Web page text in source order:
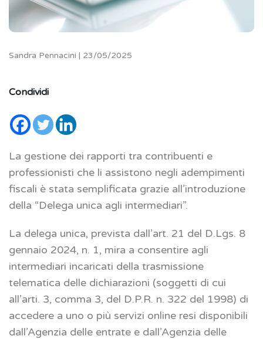
Sandra Pennacini | 23/05/2025
Condividi
La gestione dei rapporti tra contribuenti e
professionisti che li assistono negli adempimenti
fiscali è stata semplificata grazie all’introduzione
della “Delega unica agli intermediari”.
La delega unica, prevista dall’art. 21 del D.Lgs. 8
gennaio 2024, n. 1, mira a consentire agli
intermediari incaricati della trasmissione
telematica delle dichiarazioni (soggetti di cui
all’arti. 3, comma 3, del D.P.R. n. 322 del 1998) di
accedere a uno o più servizi online resi disponibili
dall’Agenzia delle entrate e dall’Agenzia delle